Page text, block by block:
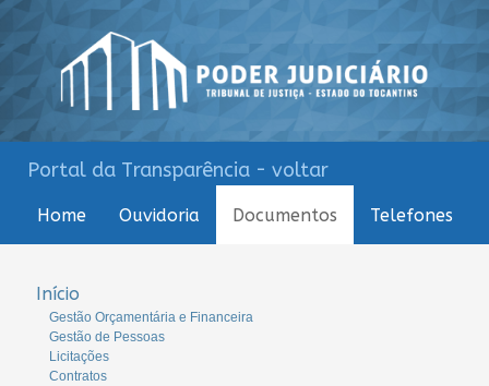
Portal da Transparência - voltar
Home Ouvidoria Documentos Telefones
Início
Gestão Orçamentária e Financeira
Gestão de Pessoas
Licitações
Contratos